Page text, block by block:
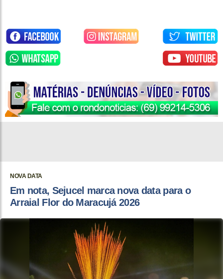
NOVA DATA
Em nota, Sejucel marca nova data para o
Arraial Flor do Maracujá 2026